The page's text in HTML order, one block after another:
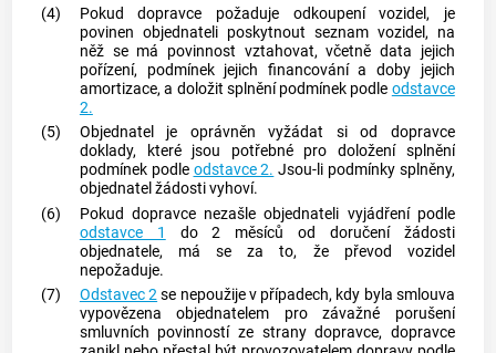
(4)
Pokud dopravce požaduje odkoupení vozidel, je
povinen objednateli poskytnout seznam vozidel, na
něž se má povinnost vztahovat, včetně data jejich
pořízení, podmínek jejich financování a doby jejich
amortizace, a doložit splnění podmínek podle odstavce
2.
(5)
Objednatel je oprávněn vyžádat si od dopravce
doklady, které jsou potřebné pro doložení splnění
podmínek podle odstavce 2. Jsou-li podmínky splněny,
objednatel žádosti vyhoví.
(6)
Pokud dopravce nezašle objednateli vyjádření podle
odstavce 1
do 2 měsíců od doručení žádosti
objednatele, má se za to, že převod vozidel
nepožaduje.
(7)
Odstavec 2se nepoužije v případech, kdy byla smlouva
vypovězena objednatelem pro závažné porušení
smluvních povinností ze strany dopravce, dopravce